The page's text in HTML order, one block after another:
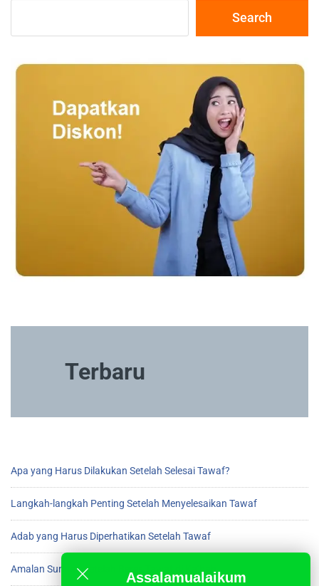
Search
Terbaru
Apa yang Harus Dilakukan Setelah Selesai Tawaf?
Langkah-langkah Penting Setelah Menyelesaikan Tawaf
Adab yang Harus Diperhatikan Setelah Tawaf
Amalan Sunnah Setelah Beres Tawaf di Ka’bah
Assalamualaikum